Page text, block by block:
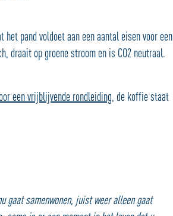
het pand voldoet aan een aantal eisen voor een
draait op groene stroom en is CO2 neutraal.
een vrijblijvende rondleiding, de koffie staat
gaat samenwonen, juist weer alleen gaat